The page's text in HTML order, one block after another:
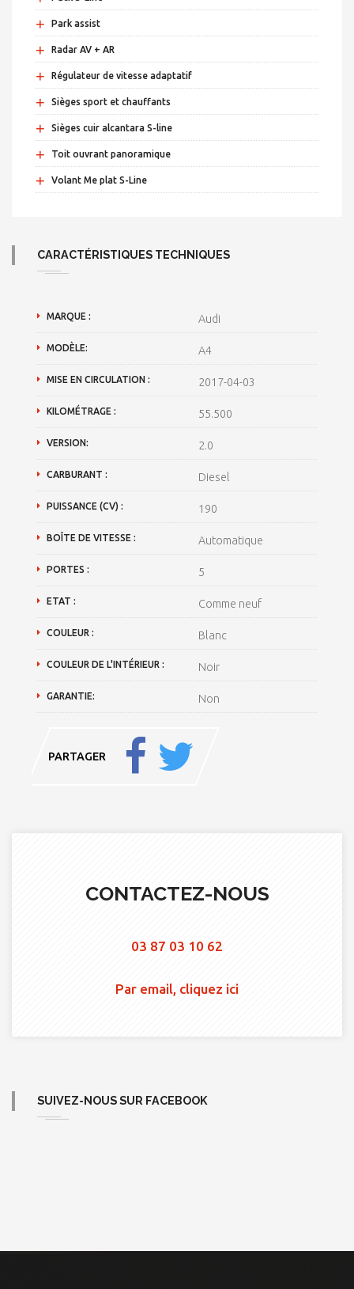
+ Park assist
+ Radar AV + AR
+ Régulateur de vitesse adaptatif
+ Sièges sport et chauffants
+ Sièges cuir alcantara S-line
+ Toit ouvrant panoramique
+ Volant Me plat S-Line
CARACTÉRISTIQUES TECHNIQUES
MARQUE : Audi
MODÈLE: A4
MISE EN CIRCULATION : 2017-04-03
KILOMÉTRAGE : 55.500
VERSION: 2.0
CARBURANT : Diesel
PUISSANCE (CV) : 190
BOÎTE DE VITESSE : Automatique
PORTES : 5
ETAT : Comme neuf
COULEUR : Blanc
COULEUR DE L'INTÉRIEUR : Noir
GARANTIE: Non
PARTAGER
CONTACTEZ-NOUS
03 87 03 10 62
Par email, cliquez ici
SUIVEZ-NOUS SUR FACEBOOK